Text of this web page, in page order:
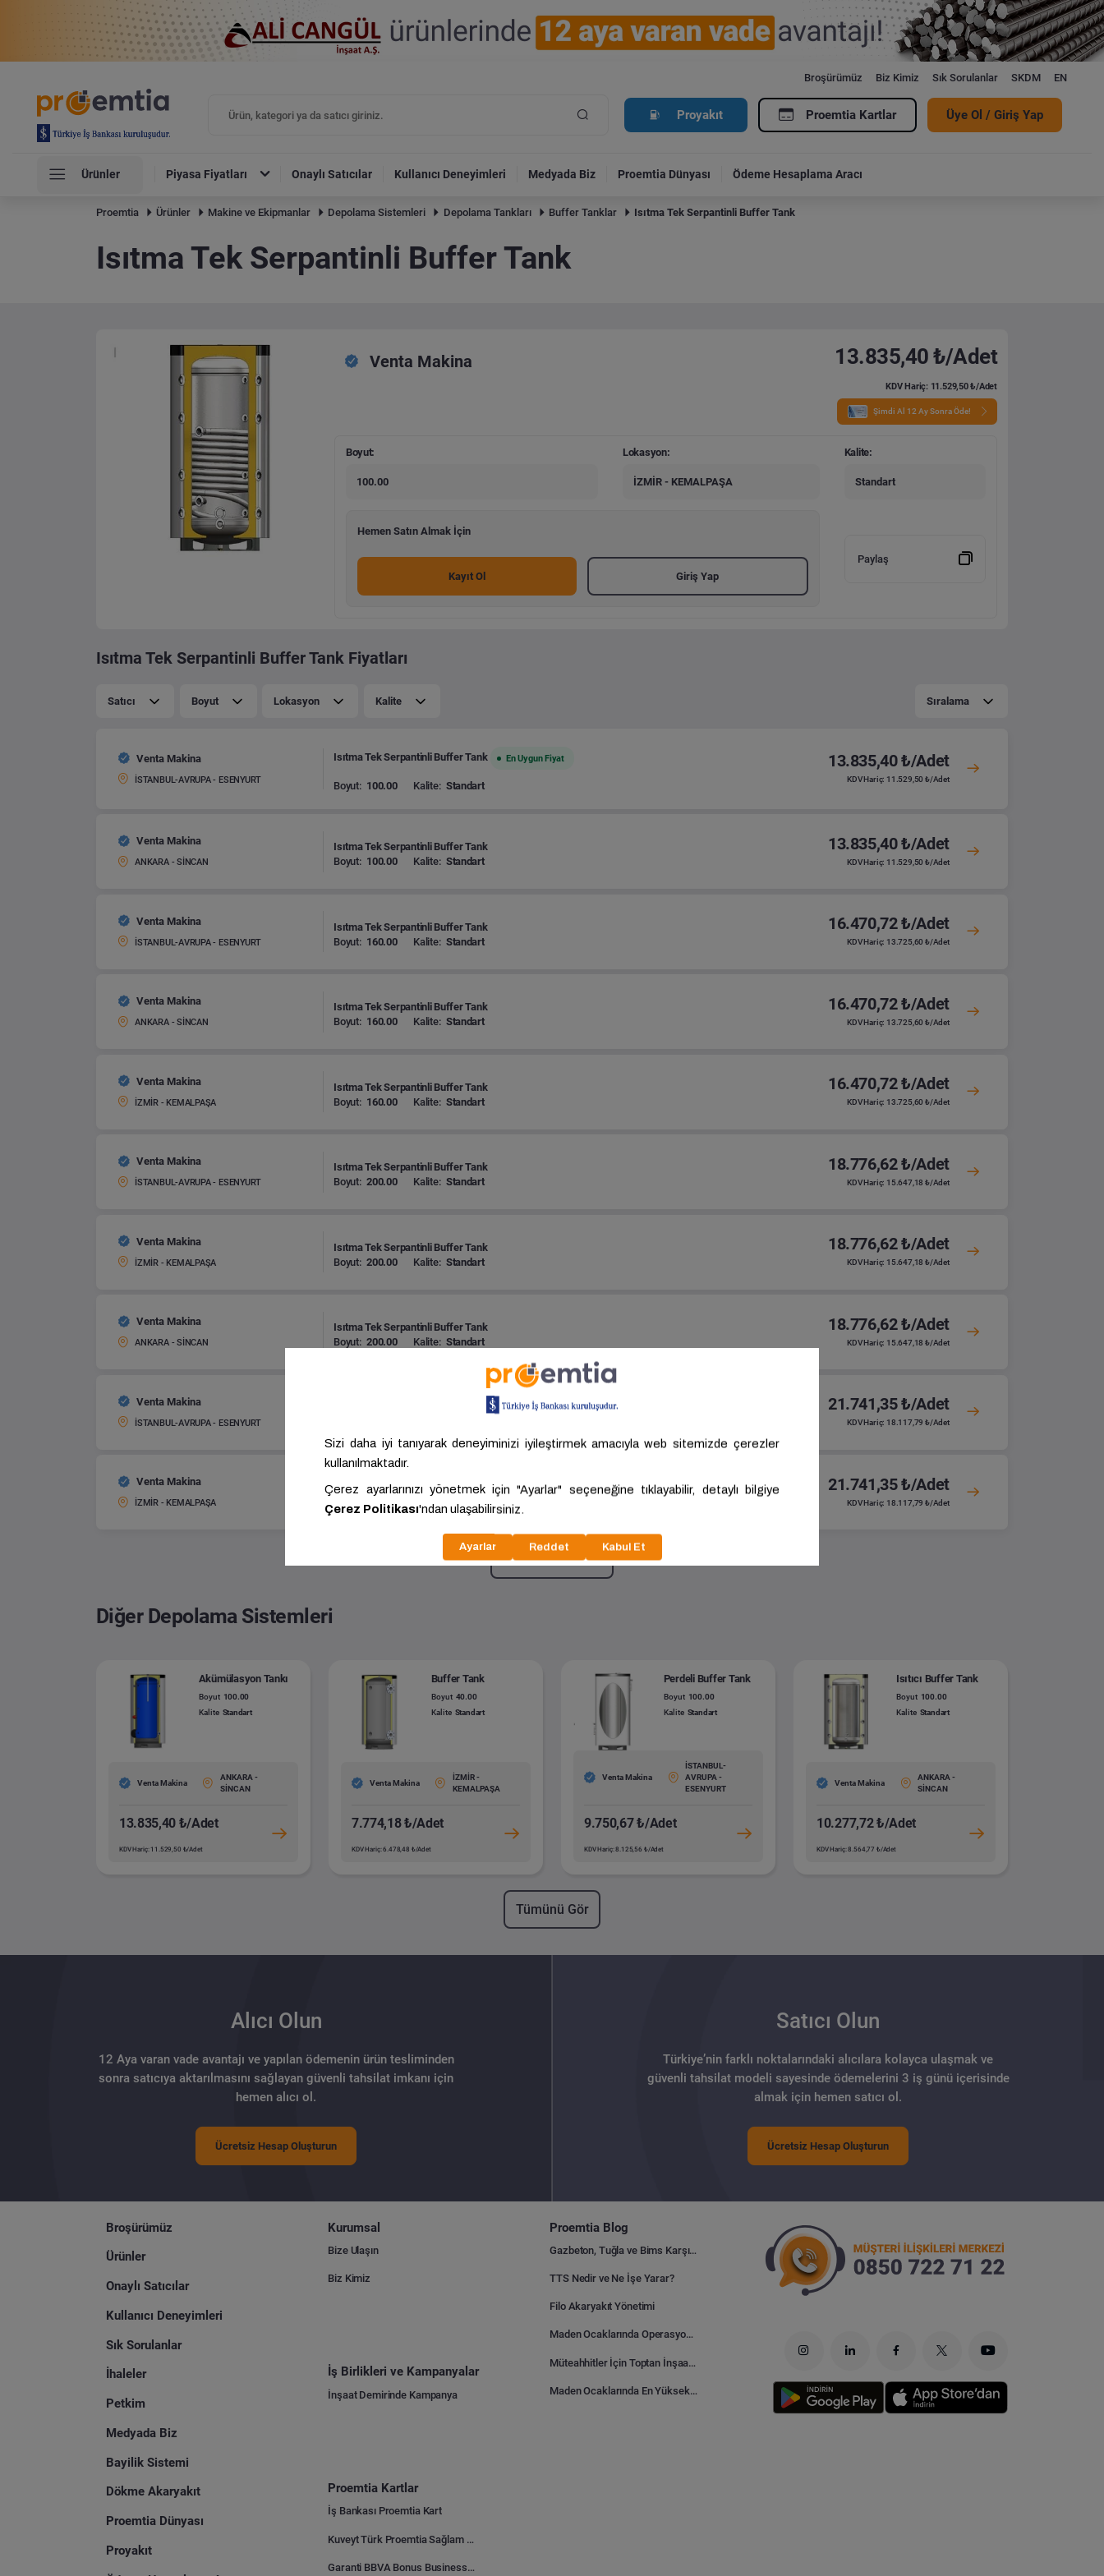
Broşürümüz Biz Kimiz Sık Sorulanlar SKDM EN
Proyakıt Proemtia Kartlar Üye Ol / Giriş Yap
Ürünler Piyasa Fiyatları Onaylı Satıcılar Kullanıcı Deneyimleri Medyada Biz Proemtia Dünyası Ödeme Hesaplama Aracı
Proemtia Ürünler Makine ve Ekipmanlar Depolama Sistemleri Depolama Tankları Buffer Tanklar Isıtma Tek Serpantinli Buffer Tank
Isıtma Tek Serpantinli Buffer Tank
Venta Makina 13.835,40 ₺/Adet
KDV Hariç: 11.529,50 ₺/Adet
Şimdi Al 12 Ay Sonra Öde!
Boyut:
100.00
Lokasyon:
İZMİR - KEMALPAŞA
Kalite:
Standart
Hemen Satın Almak İçin
Kayıt Ol Giriş Yap
Paylaş
Isıtma Tek Serpantinli Buffer Tank Fiyatları
Satıcı Boyut Lokasyon Kalite Sıralama
Venta Makina
İSTANBUL-AVRUPA - ESENYURT
Isıtma Tek Serpantinli Buffer Tank En Uygun Fiyat
Boyut: 100.00 Kalite: Standart
13.835,40 ₺/Adet
KDV Hariç: 11.529,50 ₺/Adet
Venta Makina
ANKARA - SİNCAN
Isıtma Tek Serpantinli Buffer Tank
Boyut: 100.00 Kalite: Standart
13.835,40 ₺/Adet
KDV Hariç: 11.529,50 ₺/Adet
Venta Makina
İSTANBUL-AVRUPA - ESENYURT
Isıtma Tek Serpantinli Buffer Tank
Boyut: 160.00 Kalite: Standart
16.470,72 ₺/Adet
KDV Hariç: 13.725,60 ₺/Adet
Venta Makina
ANKARA - SİNCAN
Isıtma Tek Serpantinli Buffer Tank
Boyut: 160.00 Kalite: Standart
16.470,72 ₺/Adet
KDV Hariç: 13.725,60 ₺/Adet
Venta Makina
İZMİR - KEMALPAŞA
Isıtma Tek Serpantinli Buffer Tank
Boyut: 160.00 Kalite: Standart
16.470,72 ₺/Adet
KDV Hariç: 13.725,60 ₺/Adet
Venta Makina
İSTANBUL-AVRUPA - ESENYURT
Isıtma Tek Serpantinli Buffer Tank
Boyut: 200.00 Kalite: Standart
18.776,62 ₺/Adet
KDV Hariç: 15.647,18 ₺/Adet
Venta Makina
İZMİR - KEMALPAŞA
Isıtma Tek Serpantinli Buffer Tank
Boyut: 200.00 Kalite: Standart
18.776,62 ₺/Adet
KDV Hariç: 15.647,18 ₺/Adet
Venta Makina
ANKARA - SİNCAN
Isıtma Tek Serpantinli Buffer Tank
Boyut: 200.00 Kalite: Standart
18.776,62 ₺/Adet
KDV Hariç: 15.647,18 ₺/Adet
Venta Makina
İSTANBUL-AVRUPA - ESENYURT
21.741,35 ₺/Adet
KDV Hariç: 18.117,79 ₺/Adet
Venta Makina
İZMİR - KEMALPAŞA
Isıtma Tek Serpantinli Buffer Tank
300.00 Kalite: Standart
21.741,35 ₺/Adet
KDV Hariç: 18.117,79 ₺/Adet
Daha fazla göster
Diğer Depolama Sistemleri
Akümülasyon Tankı
Boyut 100.00
Kalite Standart
Venta Makina
ANKARA -
SİNCAN
13.835,40 ₺/Adet
KDV Hariç: 11.529,50 ₺/Adet
Buffer Tank
Boyut 40.00
Kalite Standart
Venta Makina
İZMİR -
KEMALPAŞA
7.774,18 ₺/Adet
KDV Hariç: 6.478,48 ₺/Adet
Perdeli Buffer Tank
Boyut 100.00
Kalite Standart
Venta Makina
İSTANBUL-
AVRUPA -
ESENYURT
9.750,67 ₺/Adet
KDV Hariç: 8.125,56 ₺/Adet
Isıtıcı Buffer Tank
Boyut 100.00
Kalite Standart
Venta Makina
ANKARA -
SİNCAN
10.277,72 ₺/Adet
KDV Hariç: 8.564,77 ₺/Adet
Tümünü Gör
Alıcı Olun
12 Aya varan vade avantajı ve yapılan ödemenin ürün tesliminden
sonra satıcıya aktarılmasını sağlayan güvenli tahsilat imkanı için
hemen alıcı ol.
Ücretsiz Hesap Oluşturun
Satıcı Olun
Türkiye’nin farklı noktalarındaki alıcılara kolayca ulaşmak ve
güvenli tahsilat modeli sayesinde ödemelerini 3 iş günü içerisinde
almak için hemen satıcı ol.
Ücretsiz Hesap Oluşturun
Broşürümüz
Ürünler
Onaylı Satıcılar
Kullanıcı Deneyimleri
Sık Sorulanlar
İhaleler
Petkim
Medyada Biz
Bayilik Sistemi
Dökme Akaryakıt
Proemtia Dünyası
Proyakıt
Kurumsal
Bize Ulaşın
Biz Kimiz
İş Birlikleri ve Kampanyalar
İnşaat Demirinde Kampanya
Proemtia Kartlar
İş Bankası Proemtia Kart
Kuveyt Türk Proemtia Sağlam Bayi Kart
Garanti BBVA Bonus Business Proemtia Bayi Kart
Proemtia Blog
Gazbeton, Tuğla ve Bims Karşılaştırması: Hangisi Daha Avantajlı?
TTS Nedir ve Ne İşe Yarar?
Filo Akaryakıt Yönetimi
Maden Ocaklarında Operasyonel Verimlilik Nasıl Arttırılır?
Müteahhitler İçin Toptan İnşaat Malzemesi Satın Alma Rehberi
Maden Ocaklarında En Yüksek Gider Kalemleri Nelerdir?